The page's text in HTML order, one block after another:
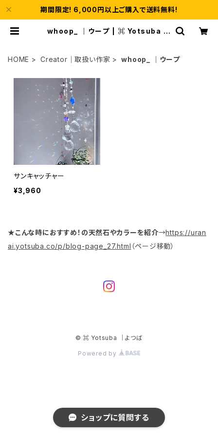
期間限定! 6,000円以上ご購入で送料無料!
whoop_ ｜ウープ | ⌘ Yotsuba ｜
HOME Creator｜取扱い作家 whoop_ ｜ウープ
サンキャッチャー
¥3,960
★こんな時におすすめ！の天然石やカラーを紹介→https://uran
ai.yotsuba.co/p/blog-page_27.html （ページ移動）
© ⌘ Yotsuba ｜よつば
Powered by
ショップに質問する